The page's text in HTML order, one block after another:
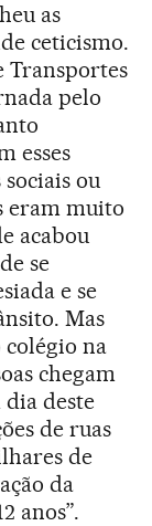
as
ceticismo.
Transportes
pelo
esses
ou
eram muito
acabou
se
e se
Mas
colégio na
chegam
deste
de ruas
de
da
anos”.